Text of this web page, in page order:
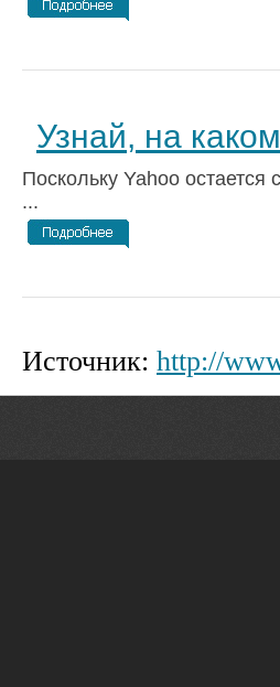
Узнай, на
Поскольку Yahoo
...
Источник: http://